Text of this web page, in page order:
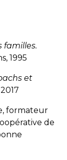
familles.
1995
et
formateur
de